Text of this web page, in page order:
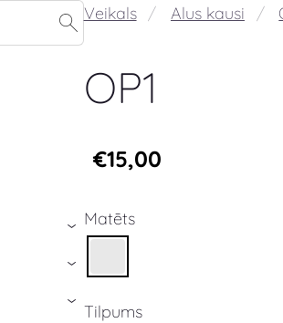
›
›
›
Veikals Alus kausi
OP1
€15,00
Matēts
Tilpums